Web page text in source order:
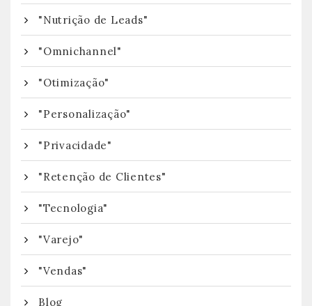
"Nutrição de Leads"
"Omnichannel"
"Otimização"
"Personalização"
"Privacidade"
"Retenção de Clientes"
"Tecnologia"
"Varejo"
"Vendas"
Blog